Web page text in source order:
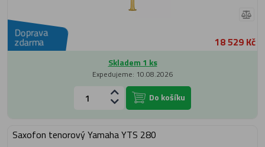
Doprava
zdarma 18 529 Kč
Skladem 1 ks
Expedujeme: 10.08.2026
Do košíku
Saxofon tenorový Yamaha YTS 280